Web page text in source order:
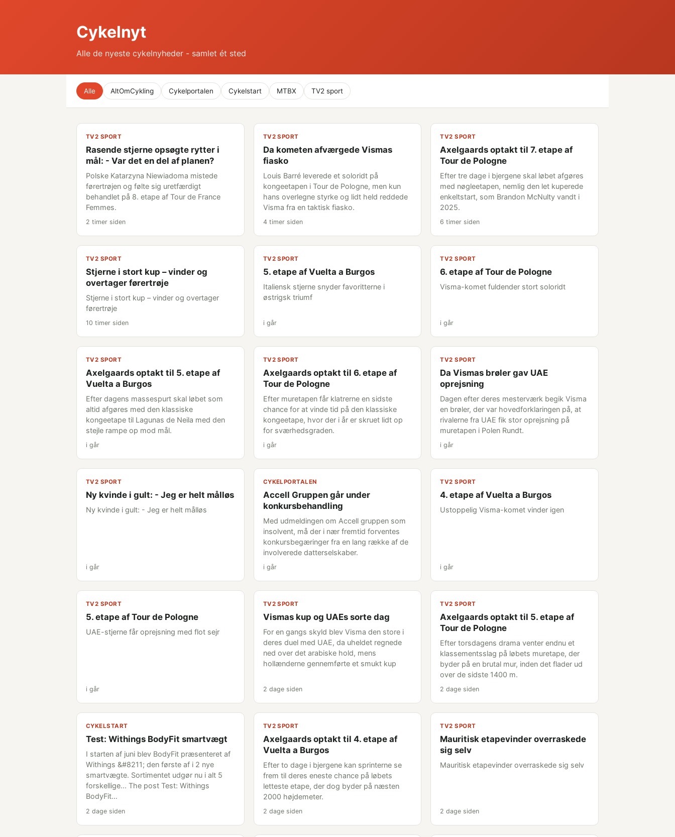
Cykelnyt
Alle de nyeste cykelnyheder - samlet ét sted
Alle AltOmCykling Cykelportalen Cykelstart MTBX TV2 sport
TV2 SPORT
Rasende stjerne opsøgte rytter i
mål: - Var det en del af planen?
Polske Katarzyna Niewiadoma mistede
førertrøjen og følte sig uretfærdigt
behandlet på 8. etape af Tour de France
Femmes.
2 timer siden
TV2 SPORT
Da kometen afværgede Vismas
fiasko
Louis Barré leverede et soloridt på
kongeetapen i Tour de Pologne, men kun
hans overlegne styrke og lidt held reddede
Visma fra en taktisk fiasko.
4 timer siden
TV2 SPORT
Axelgaards optakt til 7. etape af
Tour de Pologne
Efter tre dage i bjergene skal løbet afgøres
med nøgleetapen, nemlig den let kuperede
enkeltstart, som Brandon McNulty vandt i
2025.
6 timer siden
TV2 SPORT
Stjerne i stort kup – vinder og
overtager førertrøje
Stjerne i stort kup – vinder og overtager
førertrøje
10 timer siden
TV2 SPORT
5. etape af Vuelta a Burgos
Italiensk stjerne snyder favoritterne i
østrigsk triumf
i går
TV2 SPORT
6. etape af Tour de Pologne
Visma-komet fuldender stort soloridt
i går
TV2 SPORT
Axelgaards optakt til 5. etape af
Vuelta a Burgos
Efter dagens massespurt skal løbet som
altid afgøres med den klassiske
kongeetape til Lagunas de Neila med den
stejle rampe op mod mål.
i går
TV2 SPORT
Axelgaards optakt til 6. etape af
Tour de Pologne
Efter muretapen får klatrerne en sidste
chance for at vinde tid på den klassiske
kongeetape, hvor der i år er skruet lidt op
for sværhedsgraden.
i går
TV2 SPORT
Da Vismas brøler gav UAE
oprejsning
Dagen efter deres mesterværk begik Visma
en brøler, der var hovedforklaringen på, at
rivalerne fra UAE fik stor oprejsning på
muretapen i Polen Rundt.
i går
TV2 SPORT
Ny kvinde i gult: - Jeg er helt målløs
Ny kvinde i gult: - Jeg er helt målløs
i går
CYKELPORTALEN
Accell Gruppen går under
konkursbehandling
Med udmeldingen om Accell gruppen som
insolvent, må der i nær fremtid forventes
konkursbegæringer fra en lang række af de
involverede datterselskaber.
i går
TV2 SPORT
4. etape af Vuelta a Burgos
Ustoppelig Visma-komet vinder igen
i går
TV2 SPORT
5. etape af Tour de Pologne
UAE-stjerne får oprejsning med flot sejr
i går
TV2 SPORT
Vismas kup og UAEs sorte dag
For en gangs skyld blev Visma den store i
deres duel med UAE, da uheldet regnede
ned over det arabiske hold, mens
hollænderne gennemførte et smukt kup
2 dage siden
TV2 SPORT
Axelgaards optakt til 5. etape af
Tour de Pologne
Efter torsdagens drama venter endnu et
klassementsslag på løbets muretape, der
byder på en brutal mur, inden det flader ud
over de sidste 1400 m.
2 dage siden
CYKELSTART
Test: Withings BodyFit smartvægt
I starten af juni blev BodyFit præsenteret af
Withings &#8211; den første af i 2 nye
smartvægte. Sortimentet udgør nu i alt 5
forskellige... The post Test: Withings
BodyFit…
2 dage siden
TV2 SPORT
Axelgaards optakt til 4. etape af
Vuelta a Burgos
Efter to dage i bjergene kan sprinterne se
frem til deres eneste chance på løbets
letteste etape, der dog byder på næsten
2000 højdemeter.
2 dage siden
TV2 SPORT
Mauritisk etapevinder overraskede
sig selv
Mauritisk etapevinder overraskede sig selv
2 dage siden